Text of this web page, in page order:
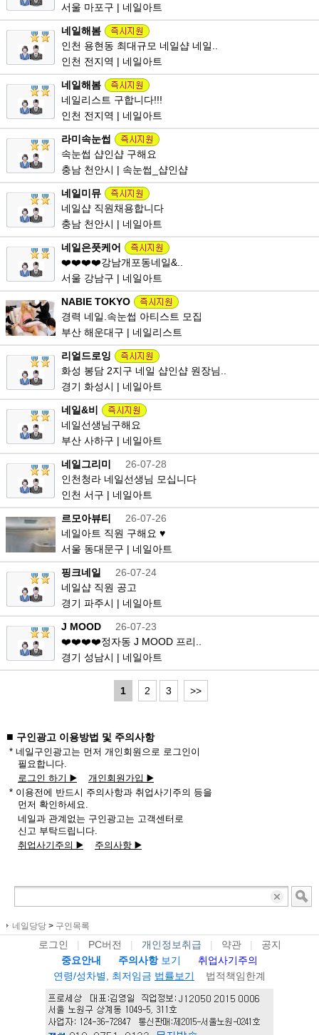
서울 마포구 | 네일아트
네일해봄
인천 용현동 최대규모 네일샵 네일..
인천 전지역 | 네일아트
네일해봄
네일리스트 구합니다!!!
인천 전지역 | 네일아트
라미속눈썹
속눈썹 샵인샵 구해요
충남 천안시 | 속눈썹_샵인샵
네일미뮤
네일샵 직원채용합니다
충남 천안시 | 네일아트
네일은풋케어
❤️❤️❤️❤️강남개포동네일&..
서울 강남구 | 네일아트
NABIE TOKYO
경력 네일.속눈썹 아티스트 모집
부산 해운대구 | 네일리스트
리얼드로잉
화성 봉담 2지구 네일 샵인샵 원장님..
경기 화성시 | 네일아트
네일&비
네일선생님구해요
부산 사하구 | 네일아트
네일그리미
26-07-28
인천청라 네일선생님 모십니다
인천 서구 | 네일아트
르모아뷰티
26-07-26
네일아트 직원 구해요 ♥
서울 동대문구 | 네일아트
핑크네일
26-07-24
네일샵 직원 공고
경기 파주시 | 네일아트
J MOOD
26-07-23
❤️❤️❤️❤️정자동 J MOOD 프리..
경기 성남시 | 네일아트
1 2 3 >>
■ 구인광고 이용방법 및 주의사항
* 네일구인광고는 먼저 개인회원으로 로그인이
필요합니다.
로그인 하기 ▶️
개인회원가입 ▶️
* 이용전에 반드시 주의사항과 취업사기주의 등을
먼저 확인하세요.
네일과 관계없는 구인광고는 고객센터로
신고 부탁드립니다.
취업사기주의 ▶️
주의사항 ▶️
네일당당 > 구인목록
로그인 | PC버전 | 개인정보취급 | 약관 |
공지
중요안내
주의사항 보기
취업사기주의
연령/성차별, 최저임금 법률보기 법적책임한계